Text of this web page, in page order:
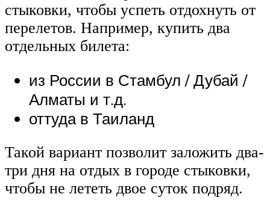
стыковки, чтобы успеть отдохнуть от
перелетов. Например, купить два
отдельных билета:
из России в Стамбул / Дубай /
Алматы и т.д.
оттуда в Таиланд
Такой вариант позволит заложить два-
три дня на отдых в городе стыковки,
чтобы не лететь двое суток подряд.